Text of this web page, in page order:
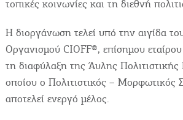
τοπικές κοινωνίες και τη διεθνή
Η διοργάνωση τελεί υπό την αιγίδα
Οργανισμού CIOFF®, επίσημου
τη διαφύλαξη της Άυλης
οποίου ο Πολιτιστικός – Μορφωτικός
αποτελεί ενεργό μέλος.